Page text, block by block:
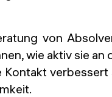
von
wie aktiv sie